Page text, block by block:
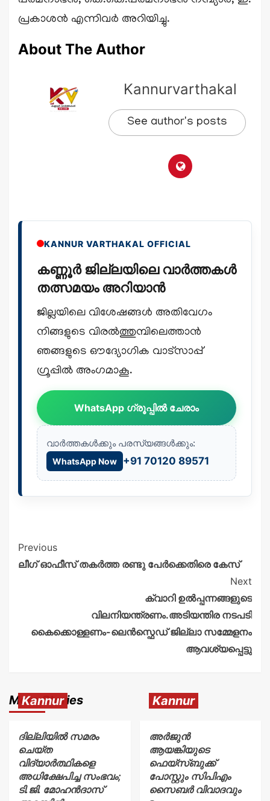
പ്രകാശൻ എന്നിവർ അറിയിച്ചു.
About The Author
Kannurvarthakal
See author's posts
KANNUR VARTHAKAL OFFICIAL
കണ്ണൂർ ജില്ലയിലെ വാർത്തകൾ
തത്സമയം അറിയാൻ
ജില്ലയിലെ വിശേഷങ്ങൾ അതിവേഗം
നിങ്ങളുടെ വിരൽത്തുമ്പിലെത്താൻ
ഞങ്ങളുടെ ഔദ്യോഗിക വാട്സാപ്പ്
ഗ്രൂപ്പിൽ അംഗമാകൂ.
WhatsApp ഗ്രൂപ്പിൽ ചേരാം
വാർത്തകൾക്കും പരസ്യങ്ങൾക്കും:
WhatsApp Now +91 70120 89571
Previous
ലീഗ് ഓഫീസ് തകർത്ത രണ്ടു പേർക്കെതിരെ കേസ്
Next
ക്വാറി ഉൽപ്പന്നങ്ങളുടെ
വിലനിയന്ത്രണം.അടിയന്തിര നടപടി
കൈക്കൊള്ളണം-ലെൻസ്ഫെഡ് ജില്ലാ സമ്മേളനം
ആവശ്യപ്പെട്ടു
More Stories
Kannur
ദില്ലിയിൽ സമരം
ചെയ്ത
വിദ്യാർത്ഥികളെ
അധിക്ഷേപിച്ച സംഭവം;
ടി.ജി. മോഹൻദാസ്
Kannur
അര്‍ജുന്‍
ആയങ്കിയുടെ
ഫെയ്‌സ്ബുക്ക്
പോസ്റ്റും സിപിഎം
സൈബര്‍ വിവാദവും